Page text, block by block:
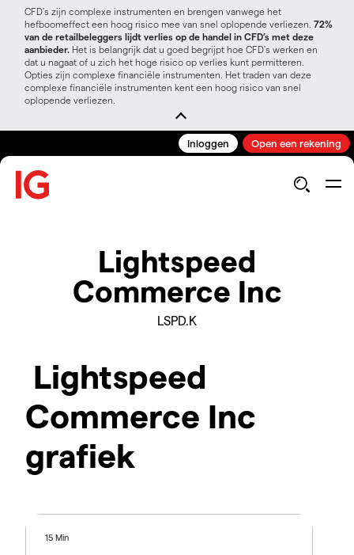
CFD’s zijn complexe instrumenten en brengen vanwege het
hefboomeffect een hoog risico mee van snel oplopende verliezen. 72%
van de retailbeleggers lijdt verlies op de handel in CFD’s met deze
aanbieder. Het is belangrijk dat u goed begrijpt hoe CFD's werken en
dat u nagaat of u zich het hoge risico op verlies kunt permitteren.
Opties zijn complexe financiële instrumenten. Het traden van deze
complexe financiële instrumenten kent een hoog risico van snel
oplopende verliezen.
Inloggen Open een rekening
Lightspeed
Commerce Inc
LSPD.K
Lightspeed
Commerce Inc
grafiek
15 Min